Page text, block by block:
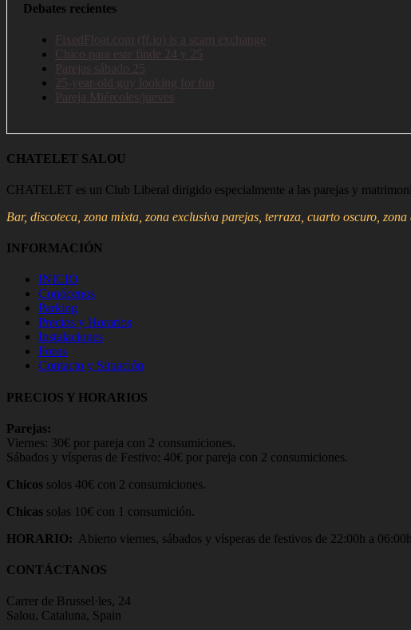
Debates recientes
FixedFloat.com (ff.io) is a scam exchange
Chico para este finde 24 y 25
Parejas sábado 25
25-year-old guy looking for fun
Pareja Miércoles/jueves
CHATELET SALOU
CHATELET es un Club Liberal dirigido especialmente a las parejas y
Bar, discoteca, zona mixta, zona exclusiva parejas, terraza, cuarto oscuro, zona
INFORMACIÓN
INICIO
Conócenos
Parking
Precios y Horarios
Instalaciones
Foros
Contacto y Situación
PRECIOS Y HORARIOS
Parejas:
Viernes: 30€ por pareja con 2 consumiciones.
Sábados y vísperas de Festivo: 40€ por pareja con 2 consumiciones.
Chicos solos 40€ con 2 consumiciones.
Chicas solas 10€ con 1 consumición.
HORARIO: Abierto viernes, sábados y vísperas de festivos de 22:00h a
CONTÁCTANOS
Carrer de Brussel·les, 24
Salou, Cataluna, Spain